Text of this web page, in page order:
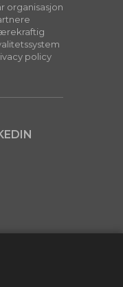
organisasjon
policy